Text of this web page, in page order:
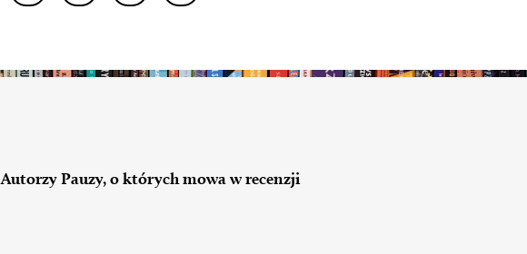
Autorzy Pauzy, o których mowa w recenzji